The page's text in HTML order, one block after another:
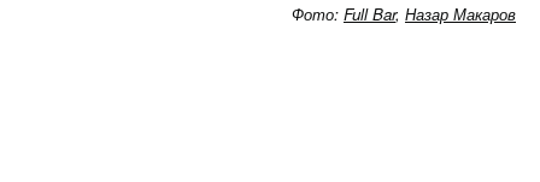
Фото: Full Bar, Назар Макаров